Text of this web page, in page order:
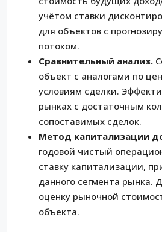
учётом ставки
для объектов с
потоком.
Сравнительный анализ.
объект с аналогами по
условиям сделки.
рынках с достаточным
сопоставимых сделок.
Метод капитализации
годовой чистый
ставку капитализации,
данного сегмента рынка.
оценку рыночной
объекта.